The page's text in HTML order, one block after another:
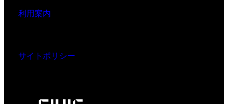
利用案内
サイトポリシー